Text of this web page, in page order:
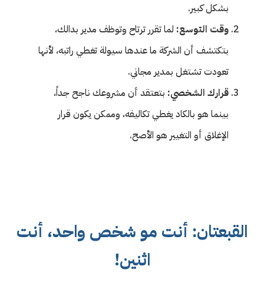
بشكل كبير.
وقت التوسع: لما تقرر ترتاح وتوظف مدير بدالك،
بتكتشف أن الشركة ما عندها سيولة تغطي راتبه، لأنها
تعودت تشتغل بمدير مجاني.
قرارك الشخصي: بتعتقد أن مشروعك ناجح جداً،
بينما هو بالكاد يغطي تكاليفه، وممكن يكون قرار
الإغلاق أو التغيير هو الأصح.
القبعتان: أنت مو شخص واحد، أنت
اثنين!